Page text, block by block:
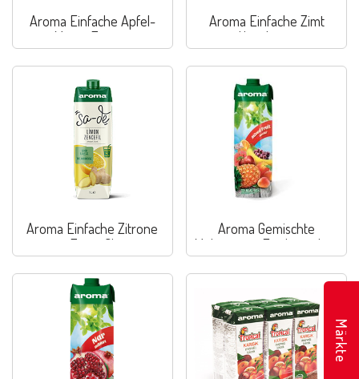
Aroma Einfache Apfel-
Minze-Zitrone
Aroma Einfache Zimt
Hagebutte
Aroma Einfache Zitrone
Zencefil
Aroma Gemischte
Multivitamin Fruchtenektar
Märkte